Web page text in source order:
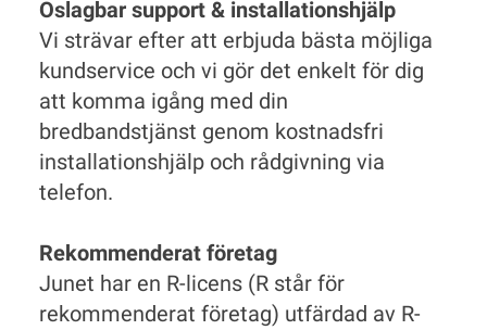
Oslagbar support & installationshjälp
Vi strävar efter att erbjuda bästa möjliga
kundservice och vi gör det enkelt för dig
att komma igång med din
bredbandstjänst genom kostnadsfri
installationshjälp och rådgivning via
telefon.
Rekommenderat företag
Junet har en R-licens (R står för
rekommenderat företag) utfärdad av R-